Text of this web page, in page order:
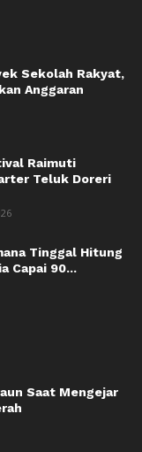
Sekolah Rakyat,
Anggaran
Raimuti
Teluk Doreri
Tinggal Hitung
Capai 90...
Saat Mengejar